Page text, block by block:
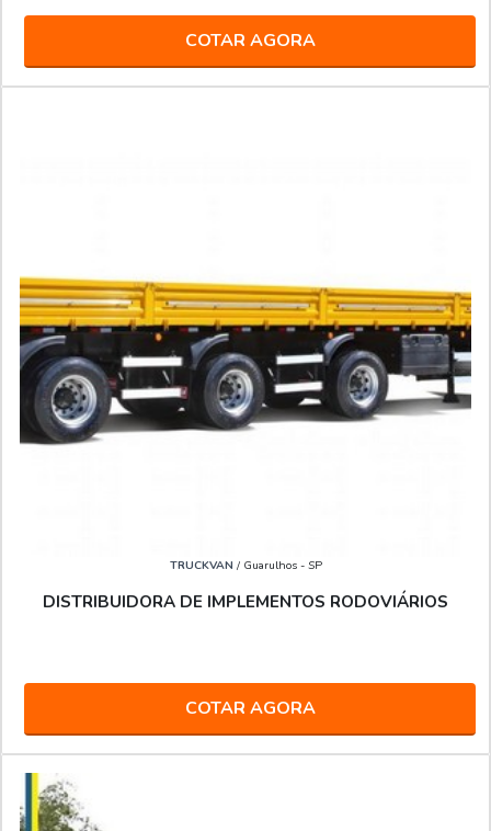
COTAR AGORA
TRUCKVAN / Guarulhos - SP
DISTRIBUIDORA DE IMPLEMENTOS RODOVIÁRIOS
COTAR AGORA